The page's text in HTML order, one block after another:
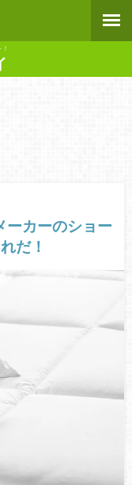
ーカーのショー
だ！